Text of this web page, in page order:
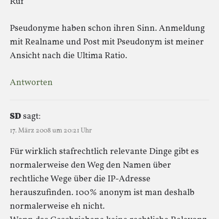
Pseudonyme haben schon ihren Sinn. Anmeldung
mit Realname und Post mit Pseudonym ist meiner
Ansicht nach die Ultima Ratio.
Antworten
SDsagt:
17. März 2008 um 20:21 Uhr
Für wirklich stafrechtlich relevante Dinge gibt es
normalerweise den Weg den Namen über
rechtliche Wege über die IP-Adresse
herauszufinden. 100% anonym ist man deshalb
normalerweise eh nicht.